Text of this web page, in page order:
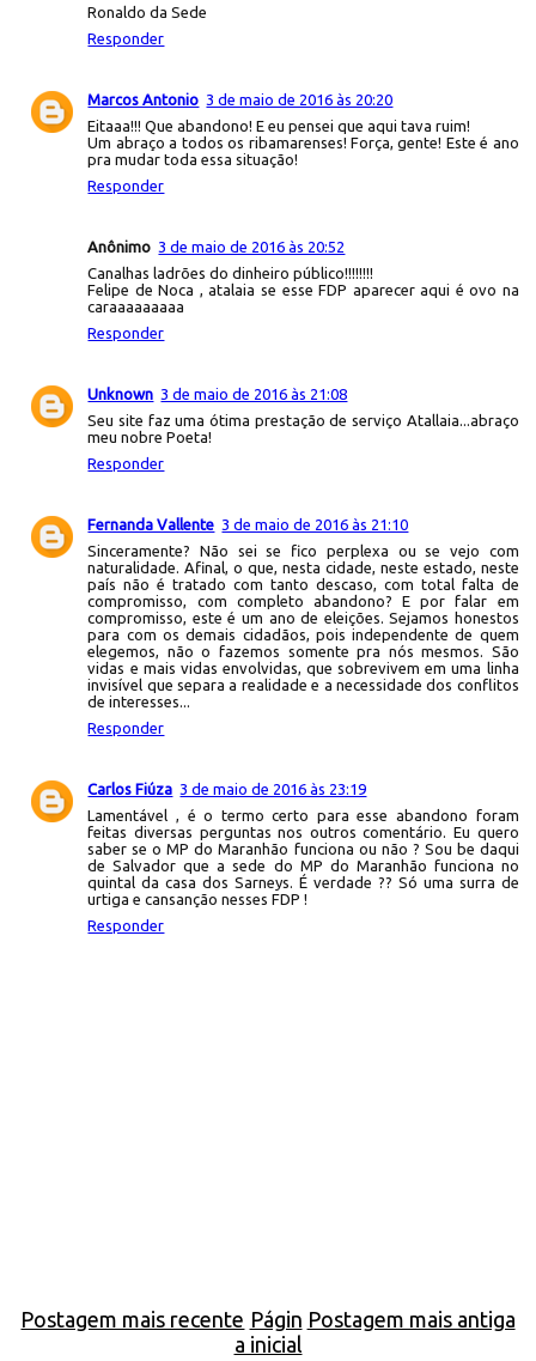
Ronaldo da Sede
Responder
Marcos Antonio 3 de maio de 2016 às 20:20
Eitaaa!!! Que abandono! E eu pensei que aqui tava ruim!
Um abraço a todos os ribamarenses! Força, gente! Este é ano
pra mudar toda essa situação!
Responder
Anônimo 3 de maio de 2016 às 20:52
Canalhas ladrões do dinheiro público!!!!!!!!
Felipe de Noca , atalaia se esse FDP aparecer aqui é ovo na
caraaaaaaaaa
Responder
Unknown 3 de maio de 2016 às 21:08
Seu site faz uma ótima prestação de serviço Atallaia...abraço
meu nobre Poeta!
Responder
Fernanda Vallente 3 de maio de 2016 às 21:10
Sinceramente? Não sei se fico perplexa ou se vejo com
naturalidade. Afinal, o que, nesta cidade, neste estado, neste
país não é tratado com tanto descaso, com total falta de
compromisso, com completo abandono? E por falar em
compromisso, este é um ano de eleições. Sejamos honestos
para com os demais cidadãos, pois independente de quem
elegemos, não o fazemos somente pra nós mesmos. São
vidas e mais vidas envolvidas, que sobrevivem em uma linha
invisível que separa a realidade e a necessidade dos conflitos
de interesses...
Responder
Carlos Fiúza 3 de maio de 2016 às 23:19
Lamentável , é o termo certo para esse abandono foram
feitas diversas perguntas nos outros comentário. Eu quero
saber se o MP do Maranhão funciona ou não ? Sou be daqui
de Salvador que a sede do MP do Maranhão funciona no
quintal da casa dos Sarneys. É verdade ?? Só uma surra de
urtiga e cansanção nesses FDP !
Responder
Postagem mais recente Postagem mais antiga
Págin
a inicial